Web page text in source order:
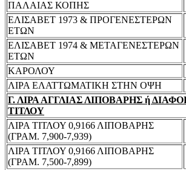
ΠΑΛΑΙΑΣ ΚΟΠΗΣ
ΕΛΙΣΑΒΕΤ 1973 & ΠΡΟΓΕΝΕΣΤΕΡΩΝ
ΕΤΩΝ
ΕΛΙΣΑΒΕΤ 1974 & ΜΕΤΑΓΕΝΕΣΤΕΡΩΝ
ΕΤΩΝ
ΚΑΡΟΛΟΥ
ΛΙΡΑ ΕΛΑΤΤΩΜΑΤΙΚΗ ΣΤΗΝ ΟΨΗ
Γ. ΛΙΡΑ ΑΓΓΛΙΑΣ ΛΙΠΟΒΑΡΗΣ ή
ΤΙΤΛΟΥ
ΛΙΡΑ ΤΙΤΛΟΥ 0,9166 ΛΙΠΟΒΑΡΗΣ
(ΓΡΑΜ. 7,900-7,939)
ΛΙΡΑ ΤΙΤΛΟΥ 0,9166 ΛΙΠΟΒΑΡΗΣ
(ΓΡΑΜ. 7,500-7,899)